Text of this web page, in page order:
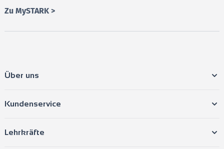
Zu MySTARK >
Über uns
Kundenservice
Lehrkräfte